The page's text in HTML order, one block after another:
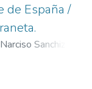
de España /
Sanchiz,
Eugenio,